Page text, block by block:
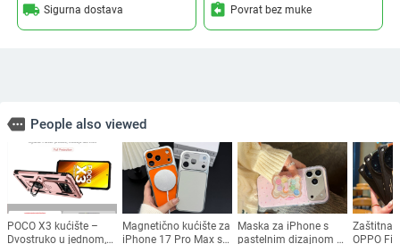
local_shipping Sigurna dostava assignment_return Povrat bez muke
more People also viewed
POCO X3 kućište –
Dvostruko u jednom,
Magnetično kućište za
iPhone 17 Pro Max s
Maska za iPhone s
pastelnim dizajnom –
Zaštitna
OPPO